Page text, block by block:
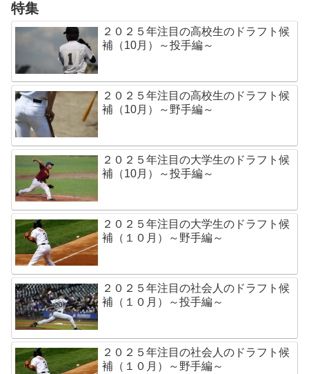
特集
２０２５年注目の高校生のドラフト候
補（10月）～投手編～
２０２５年注目の高校生のドラフト候
補（10月）～野手編～
２０２５年注目の大学生のドラフト候
補（10月）～投手編～
２０２５年注目の大学生のドラフト候
補（１０月）～野手編～
２０２５年注目の社会人のドラフト候
補（１０月）～投手編～
２０２５年注目の社会人のドラフト候
補（１０月）～野手編～